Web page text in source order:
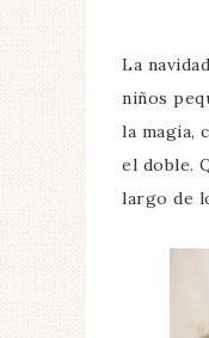
La
niños
la magia,
el doble.
largo de